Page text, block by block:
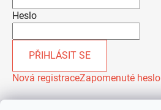
Heslo
PŘIHLÁSIT SE
Nová registraceZapomenuté heslo